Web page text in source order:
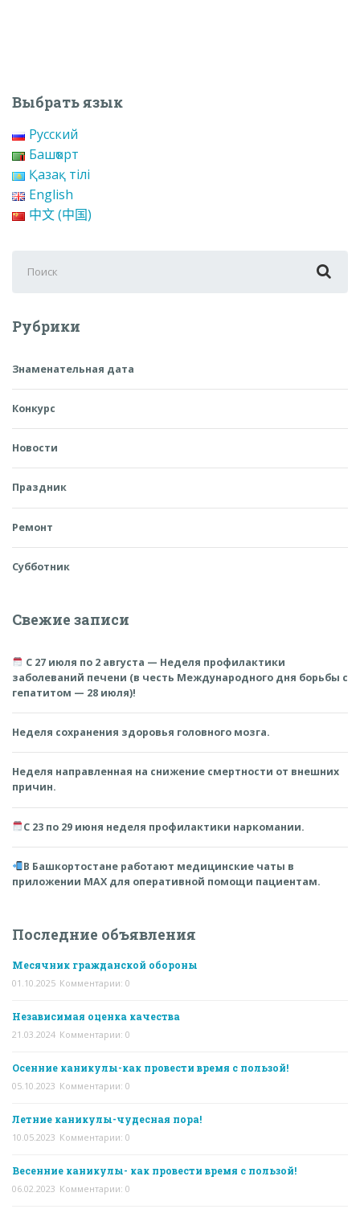
Выбрать язык
Русский
Башҡорт
Қазақ тілі
English
中文 (中国)
для:
Рубрики
Знаменательная дата
Конкурс
Новости
Праздник
Ремонт
Субботник
Свежие записи
С 27 июля по 2 августа — Неделя профилактики
заболеваний печени (в честь Международного дня борьбы с
гепатитом — 28 июля)!
Неделя сохранения здоровья головного мозга.
Неделя направленная на снижение смертности от внешних
причин.
С 23 по 29 июня неделя профилактики наркомании.
В Башкортостане работают медицинские чаты в
приложении MAX для оперативной помощи пациентам.
Последние объявления
Месячник гражданской обороны
01.10.2025 Комментарии: 0
Независимая оценка качества
21.03.2024 Комментарии: 0
Осенние каникулы-как провести время с пользой!
05.10.2023 Комментарии: 0
Летние каникулы-чудесная пора!
10.05.2023 Комментарии: 0
Весенние каникулы- как провести время с пользой!
06.02.2023 Комментарии: 0